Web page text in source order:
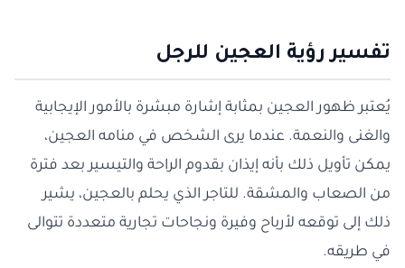
تفسير رؤية العجين للرجل
يُعتبر ظهور العجين بمثابة إشارة مبشرة بالأمور الإيجابية
والغنى والنعمة. عندما يرى الشخص في منامه العجين،
يمكن تأويل ذلك بأنه إيذان بقدوم الراحة والتيسير بعد فترة
من الصعاب والمشقة. للتاجر الذي يحلم بالعجين، يشير
ذلك إلى توقعه لأرباح وفيرة ونجاحات تجارية متعددة تتوالى
في طريقه.